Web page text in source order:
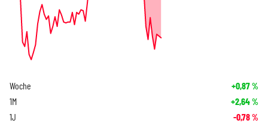
Woche +0,87%
1M +2,64%
1J -0,78%